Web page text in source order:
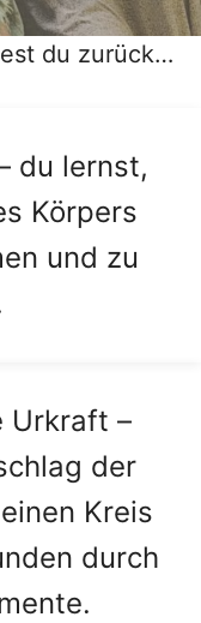
du zurück…
du lernst,
Körpers
und zu
Urkraft –
der
Kreis
durch